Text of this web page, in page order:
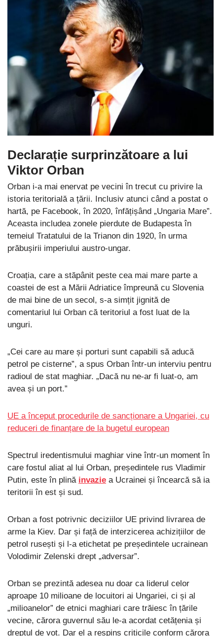
Declarație surprinzătoare a lui
Viktor Orban
Orban i-a mai enervat pe vecini în trecut cu privire la
istoria teritorială a țării. Inclusiv atunci când a postat o
hartă, pe Facebook, în 2020, înfățișând „Ungaria Mare”.
Aceasta includea zonele pierdute de Budapesta în
temeiul Tratatului de la Trianon din 1920, în urma
prăbușirii imperiului austro-ungar.
Croația, care a stăpânit peste cea mai mare parte a
coastei de est a Mării Adriatice împreună cu Slovenia
de mai bine de un secol, s-a simțit jignită de
comentariul lui Orban că teritoriul a fost luat de la
unguri.
„Cei care au mare și porturi sunt capabili să aducă
petrol pe cisterne”, a spus Orban într-un interviu pentru
radioul de stat maghiar. „Dacă nu ne-ar fi luat-o, am
avea și un port.”
UE a început procedurile de sancționare a Ungariei, cu
reduceri de finanțare de la bugetul european
Spectrul iredentismului maghiar vine într-un moment în
care fostul aliat al lui Orban, președintele rus Vladimir
Putin, este în plină invazie a Ucrainei și încearcă să ia
teritorii în est și sud.
Orban a fost potrivnic deciziilor UE privind livrarea de
arme la Kiev. Dar și față de interzicerea achizițiilor de
petrol rusești și l-a etichetat pe președintele ucrainean
Volodimir Zelenski drept „adversar”.
Orban se prezintă adesea nu doar ca liderul celor
aproape 10 milioane de locuitori ai Ungariei, ci și al
„milioanelor” de etnici maghiari care trăiesc în țările
vecine, cărora guvernul său le-a acordat cetățenia și
dreptul de vot. Dar el a respins criticile conform cărora